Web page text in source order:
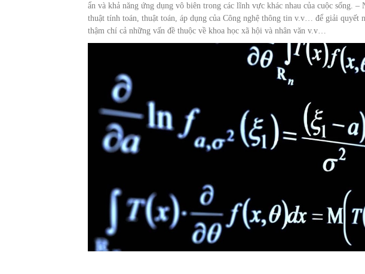
ẩn và khả năng ứng dụng vô biên trong các lĩnh vực khác nhau của cuộc sống.
thuật tính toán, thuật toán, áp dụng của Công nghệ thông tin v.v… để giải quyết
thậm chí cả những vấn đề thuộc về khoa học xã hội và nhân văn v.v…